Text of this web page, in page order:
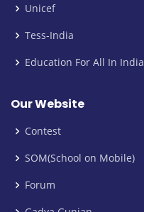
Unicef
Tess-India
Education For All In India
Our Website
Contest
SOM(School on Mobile)
Forum